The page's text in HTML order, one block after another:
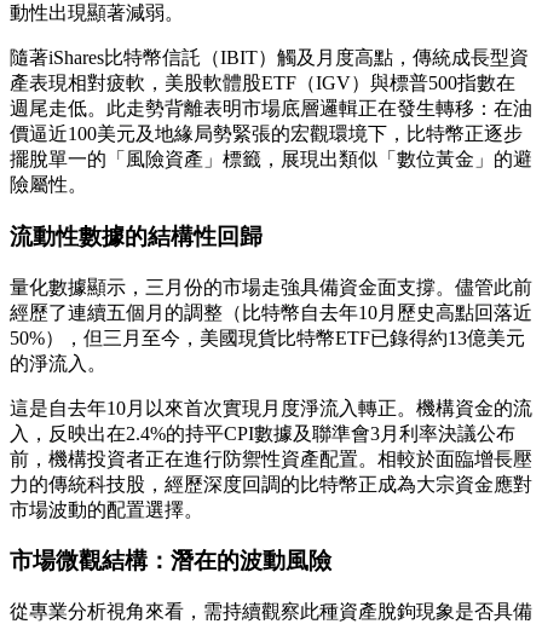
動性出現顯著減弱。
隨著iShares比特幣信託（IBIT）觸及月度高點，傳統成長型資
產表現相對疲軟，美股軟體股ETF（IGV）與標普500指數在
週尾走低。此走勢背離表明市場底層邏輯正在發生轉移：在油
價逼近100美元及地緣局勢緊張的宏觀環境下，比特幣正逐步
擺脫單一的「風險資產」標籤，展現出類似「數位黃金」的避
險屬性。
流動性數據的結構性回歸
量化數據顯示，三月份的市場走強具備資金面支撐。儘管此前
經歷了連續五個月的調整（比特幣自去年10月歷史高點回落近
50%），但三月至今，美國現貨比特幣ETF已錄得約13億美元
的淨流入。
這是自去年10月以來首次實現月度淨流入轉正。機構資金的流
入，反映出在2.4%的持平CPI數據及聯準會3月利率決議公布
前，機構投資者正在進行防禦性資產配置。相較於面臨增長壓
力的傳統科技股，經歷深度回調的比特幣正成為大宗資金應對
市場波動的配置選擇。
市場微觀結構：潛在的波動風險
從專業分析視角來看，需持續觀察此種資產脫鉤現象是否具備